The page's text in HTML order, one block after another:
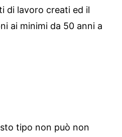
di lavoro creati ed il
ai minimi da 50 anni a
tipo non può non